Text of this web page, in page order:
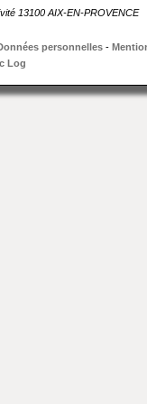
13100 AIX-EN-PROVENCE
personnelles-
Log